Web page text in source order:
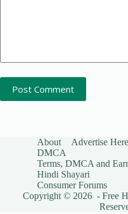
Post Comment
About Advertise Here
DMCA
Terms, DMCA and
Hindi Shayari
Consumer Forums
Copyright © 2026 - Free